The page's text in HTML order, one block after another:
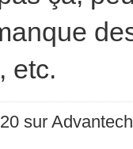
etc.
sur